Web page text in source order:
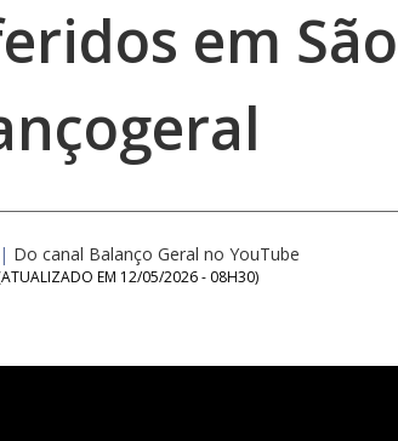
em
| Do canal Balanço Geral no YouTube
EM 12/05/2026 - 08H30)